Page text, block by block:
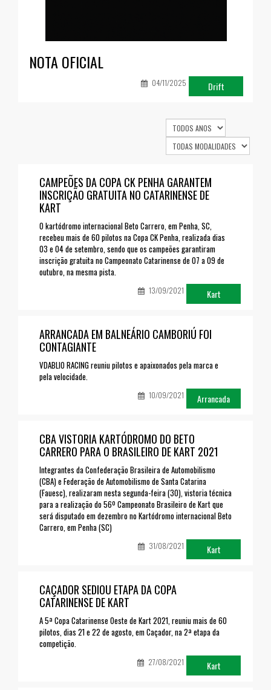
NOTA OFICIAL
Drift
04/11/2025
CAMPEÕES DA COPA CK PENHA GARANTEM
INSCRIÇÃO GRATUITA NO CATARINENSE DE
KART
O kartódromo internacional Beto Carrero, em Penha, SC,
recebeu mais de 60 pilotos na Copa CK Penha, realizada dias
03 e 04 de setembro, sendo que os campeões garantiram
inscrição gratuita no Campeonato Catarinense de 07 a 09 de
outubro, na mesma pista.
Kart
13/09/2021
ARRANCADA EM BALNEÁRIO CAMBORIÚ FOI
CONTAGIANTE
VDABLIO RACING reuniu pilotos e apaixonados pela marca e
pela velocidade.
Arrancada
10/09/2021
CBA VISTORIA KARTÓDROMO DO BETO
CARRERO PARA O BRASILEIRO DE KART 2021
Integrantes da Confederação Brasileira de Automobilismo
(CBA) e Federação de Automobilismo de Santa Catarina
(Fauesc), realizaram nesta segunda-feira (30), vistoria técnica
para a realização do 56º Campeonato Brasileiro de Kart que
será disputado em dezembro no Kartódromo internacional Beto
Carrero, em Penha (SC)
Kart
31/08/2021
CAÇADOR SEDIOU ETAPA DA COPA
CATARINENSE DE KART
A 5ª Copa Catarinense Oeste de Kart 2021, reuniu mais de 60
pilotos, dias 21 e 22 de agosto, em Caçador, na 2ª etapa da
competição.
Kart
27/08/2021